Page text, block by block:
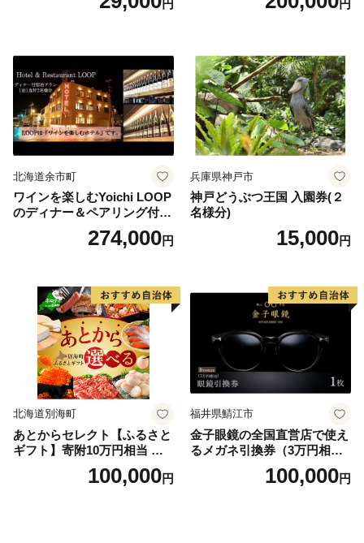
りばすぐ 石川県 小松市
円 円
北海道余市町
ワインを楽しむYoichi LOOP
のディナー＆ペアリング付宿
泊プラン＜デラックスツイン
274,000円
兵庫県神戸市
神戸どうぶつ王国 入園券(２
名様分)
15,000円
北海道別海町
あとからセレクト【ふるさと
ギフト】寄附10万円相当 あ
とから選べる！ ギフト いく
ら ほたて 海鮮 牛肉 別海町
100,000円
福井県鯖江市
金子眼鏡の全国直営店で使え
るメガネ引換券（3万円相
100,000円